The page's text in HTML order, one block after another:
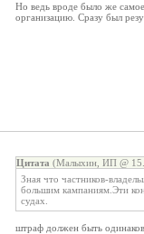
Но ведь вроде было же
организацию. Сразу был
Цитата (Малыхин, ИП @
Зная что частников-
большим кампаниям.Эти
судах.
штраф должен быть